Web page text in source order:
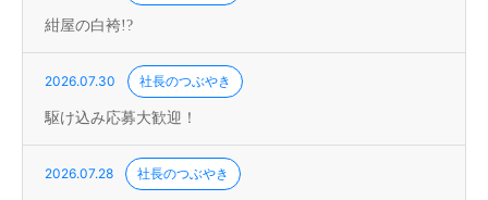
紺屋の白袴!?
2026.07.30 社長のつぶやき
駆け込み応募大歓迎！
2026.07.28 社長のつぶやき